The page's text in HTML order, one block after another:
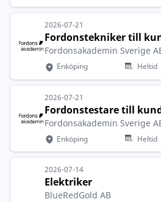
2026-07-21
Fordonstekniker till
Fordonsakademin Sverige
Enköping Heltid
2026-07-21
Fordonstestare till
Fordonsakademin Sverige
Enköping Heltid
2026-07-14
Elektriker
BlueRedGold AB